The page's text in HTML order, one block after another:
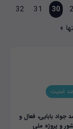
30
31
32
»
امنیت
بابایی، فعال و
و پروژه ملی